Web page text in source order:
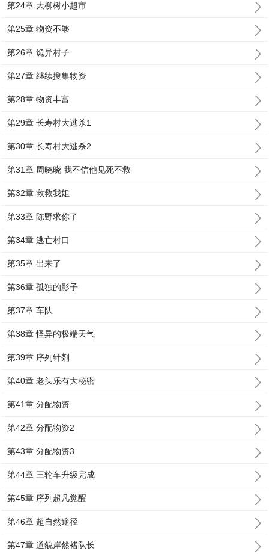
第24章 大柳树小超市
第25章 物资不够
第26章 诡异村子
第27章 继续搜集物资
第28章 物资丰富
第29章 长寿村大逃杀1
第30章 长寿村大逃杀2
第31章 周晓晓 我不信他见死不救
第32章 救救我姐
第33章 陈野求你了
第34章 逃亡村口
第35章 出来了
第36章 孤独的影子
第37章 车队
第38章 怪异的极端天气
第39章 序列针剂
第40章 老头乐有大秘密
第41章 分配物资
第42章 分配物资2
第43章 分配物资3
第44章 三轮车升级完成
第45章 序列超凡觉醒
第46章 超自然途径
第47章 道貌岸然褚队长